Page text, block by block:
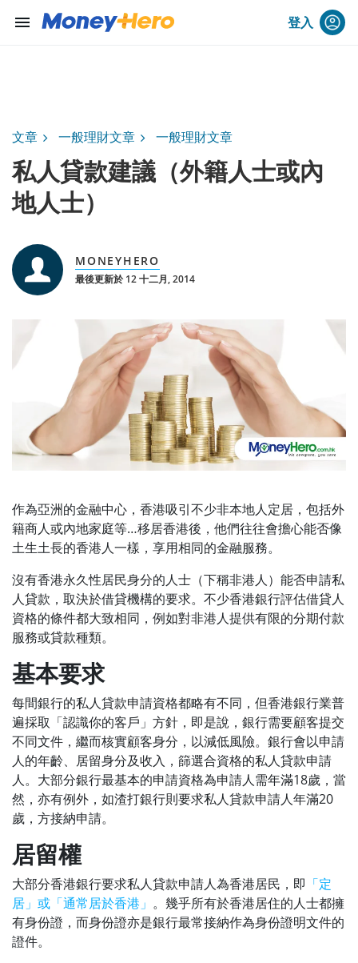
menu 登入
文章 一般理財文章 一般理財文章
私人貸款建議（外籍人士或內
地人士）
MONEYHERO
最後更新於 12 十二月, 2014
作為亞洲的金融中心，香港吸引不少非本地人定居，包括外
籍商人或內地家庭等…移居香港後，他們往往會擔心能否像
土生土長的香港人一樣，享用相同的金融服務。
沒有香港永久性居民身分的人士（下稱非港人）能否申請私
人貸款，取決於借貸機構的要求。不少香港銀行評估借貸人
資格的條件都大致相同，例如對非港人提供有限的分期付款
服務或貸款種類。
基本要求
每間銀行的私人貸款申請資格都略有不同，但香港銀行業普
遍採取「認識你的客戶」方針，即是說，銀行需要顧客提交
不同文件，繼而核實顧客身分，以減低風險。銀行會以申請
人的年齡、居留身分及收入，篩選合資格的私人貸款申請
人。大部分銀行最基本的申請資格為申請人需年滿18歲，當
然，亦有例外，如渣打銀行則要求私人貸款申請人年滿20
歲，方接納申請。
居留權
大部分香港銀行要求私人貸款申請人為香港居民，即 「定
居」或「通常居於香港」 。幾乎所有於香港居住的人士都擁
有身份證，而身份證亦是銀行最常接納作為身份證明文件的
證件。